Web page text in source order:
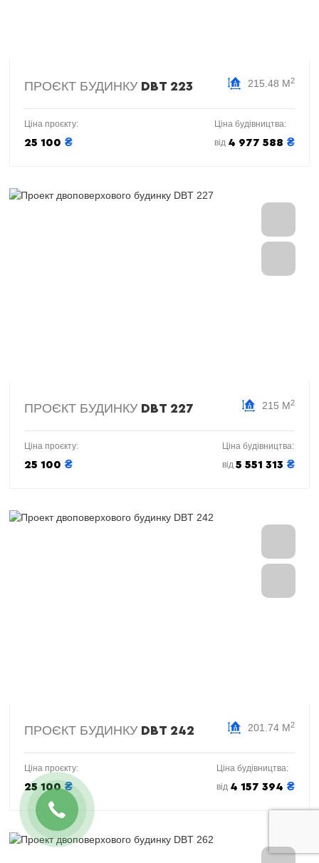
ПРОЄКТ БУДИНКУ DBT 223 215.48 М2
Ціна проєкту:
25 100 ₴
Ціна будівництва:
від 4 977 588 ₴
ПРОЄКТ БУДИНКУ DBT 227 215 М2
Ціна проєкту:
25 100 ₴
Ціна будівництва:
від 5 551 313 ₴
ПРОЄКТ БУДИНКУ DBT 242 201.74 М2
Ціна проєкту:
25 100 ₴
Ціна будівництва:
від 4 157 394 ₴